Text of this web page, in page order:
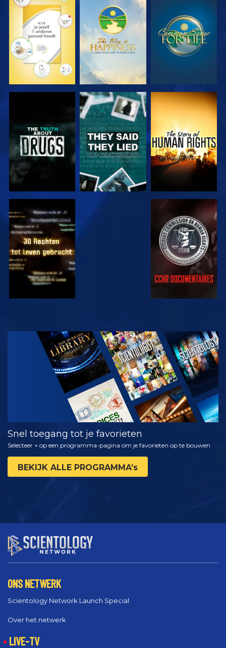
KIJK KIJK KIJK
KIJK KIJK
KIJK KIJK
KIJK
VERKEN DE
SERIE
Snel toegang tot je favorieten
Selecteer + op een programma-pagina om je favorieten op te bouwen
BEKIJK ALLE PROGRAMMA’s
ONS NETWERK
Scientology Network Launch Special
Over het netwerk
LIVE-TV